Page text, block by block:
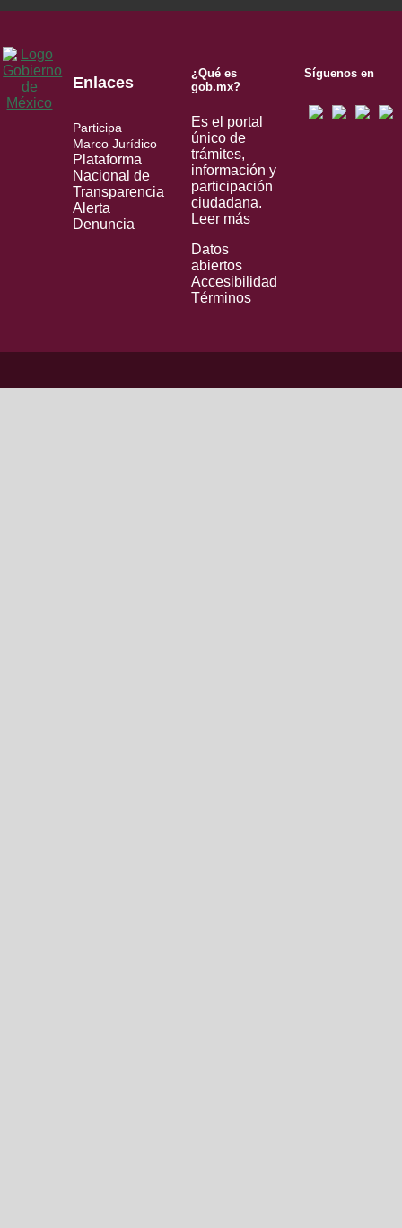
Enlaces
Participa
Marco Jurídico
Plataforma
Nacional de
Transparencia
Alerta
Denuncia
¿Qué es
gob.mx?
Es el portal
único de
trámites,
información y
participación
ciudadana.
Leer más
Datos
abiertos
Accesibilidad
Términos
Síguenos en